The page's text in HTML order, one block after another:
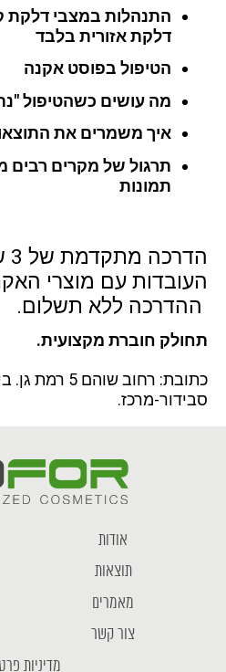
התנהלות במצבי דלקת
דלקת אזורית בלבד
הטיפול בפוסט אקנה
מה עושים כשהטיפול
איך משמרים את
תרגול של מקרים רבים
תמונות
העובדות עם מוצרי
ההדרכה ללא תשלום.
תחולק חוברת מקצועית.
כתובת: רחוב
סבידור-מרכז.
אודות
תוצאות
מאמרים
צור קשר
מדיניות